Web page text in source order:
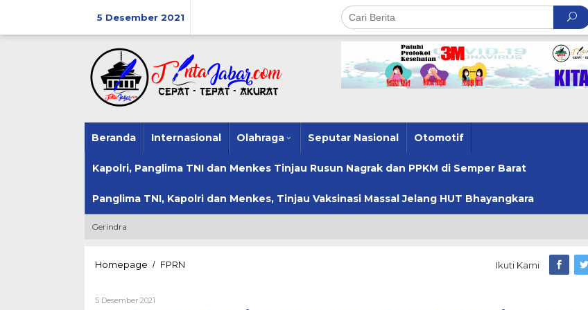
5 Desember 2021
Beranda Internasional Olahraga Seputar Nasional Otomotif
Kapolri, Panglima TNI dan Menkes Tinjau Rusun Nagrak dan PPKM di Semper Barat
Panglima TNI, Kapolri dan Menkes, Tinjau Vaksinasi Massal Jelang HUT Bhayangkara
Gerindra
Homepage / FPRN Ikuti Kami
5 Desember 2021